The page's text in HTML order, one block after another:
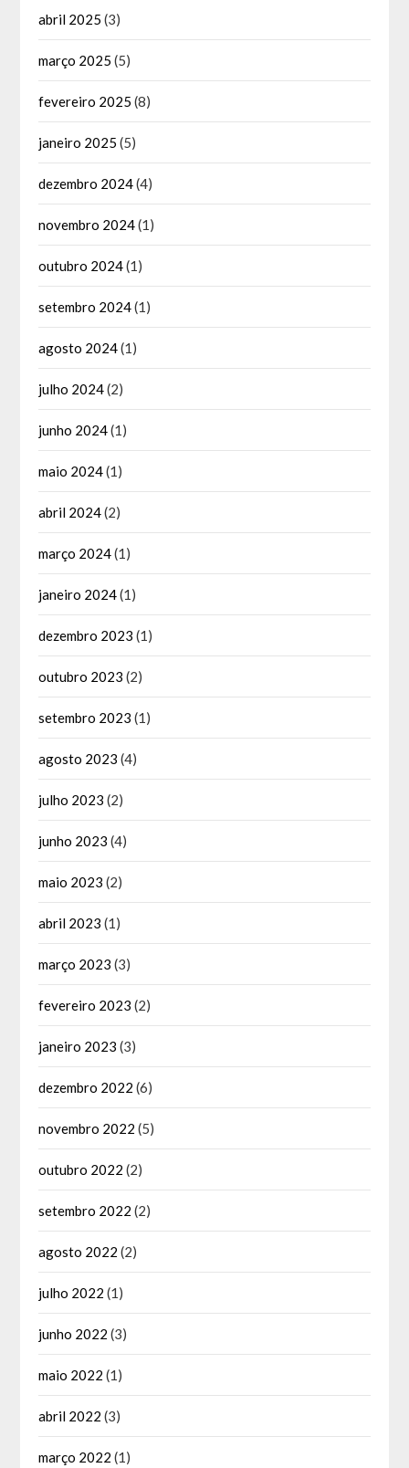
abril 2025 (3)
março 2025 (5)
fevereiro 2025 (8)
janeiro 2025 (5)
dezembro 2024(4)
novembro 2024(1)
outubro 2024(1)
setembro 2024(1)
agosto 2024(1)
julho 2024(2)
junho 2024(1)
maio 2024(1)
abril 2024(2)
março 2024(1)
janeiro 2024(1)
dezembro 2023 (1)
outubro 2023 (2)
setembro 2023 (1)
agosto 2023 (4)
julho 2023 (2)
junho 2023 (4)
maio 2023 (2)
abril 2023 (1)
março 2023 (3)
fevereiro 2023 (2)
janeiro 2023 (3)
dezembro 2022 (6)
novembro 2022 (5)
outubro 2022 (2)
setembro 2022 (2)
agosto 2022 (2)
julho 2022 (1)
junho 2022 (3)
maio 2022 (1)
abril 2022 (3)
março 2022 (1)